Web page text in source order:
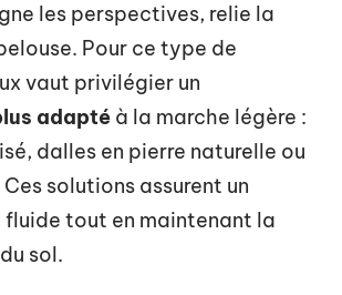
les perspectives, relie la
Pour ce type de
vaut privilégier un
adapté à la marche légère :
dalles en pierre naturelle ou
solutions assurent un
fluide tout en maintenant la
sol.